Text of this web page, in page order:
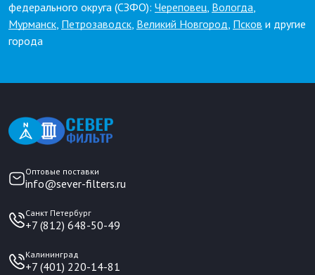
федерального округа (СЗФО): Череповец, Вологда,
Мурманск, Петрозаводск, Великий Новгород, Псков и другие
города
Оптовые поставки
info@sever-filters.ru
Санкт Петербург
+7 (812) 648-50-49
Калининград
+7 (401) 220-14-81